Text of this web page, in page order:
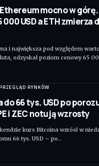
mocno w
USD a ETH zmierza
i największa pod względem
odzyskał poziom cenowy 65
RYNKÓW
66 tys. USD po
i ZEC notują wzrosty
kurs Bitcoina wzrósł w
66 tys. USD – po…